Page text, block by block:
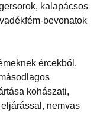
kalapácsos
bevonatok
ércekből,
kohászati,
nemvas